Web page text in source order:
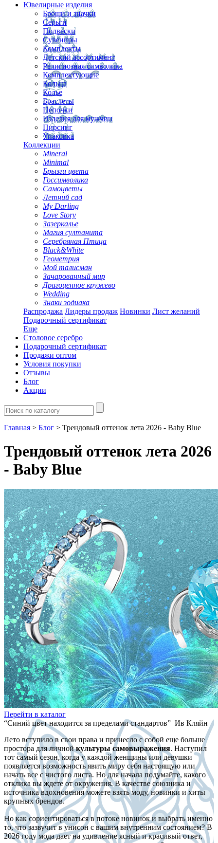
Ювелирные изделия
Броши и значки
Серьги
Подвески
Сувениры
Комплекты
Детский ассортимент
Религиозная символика
Комплектующие
Кольца
Колье
Браслеты
Цепочки
Изделия для мужчин
Пирсинг
Упаковка
Коллекции
Mineral
Minimal
Брызги цвета
Госсимволика
Самоцветы
Летний сад
My Darling
Love Story
Зазеркалье
Магия султанита
Серебряная Птица
Black&White
Геометрия
Мой талисман
Зачарованный мир
Драгоценное кружево
Wedding
Знаки зодиака
Распродажа Лидеры продаж Новинки Лист желаний
Подарочный сертификат
Еще
Столовое серебро
Подарочный сертификат
Продажи оптом
Условия покупки
Отзывы
Блог
Акции
Главная > Блог > Трендовый оттенок лета 2026 - Baby Blue
Трендовый оттенок лета 2026
- Baby Blue
Перейти в каталог
“Синий цвет находится за пределами стандартов” Ив Кляйн
Лето вступило в свои права и принесло с собой еще больше
простора для личнойкультуры самовыражения. Наступил
тот самый сезон, когда у каждой женщины или девушки
появляется возможность явить миру себя настоящую или
начать все с чистого листа. Но для начала подумайте, какого
отклика вы ждете от окружения. В качестве союзника и
источника вдохновения можете взять моду, новинки и хиты
крупных брендов.
Но как сориентироваться в потоке новинок и выбрать именно
то, что зазвучит в унисон с вашим внутренним состоянием? В
2026 году мода дает на удивление ясный и красивый ответ,